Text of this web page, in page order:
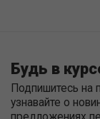
Будь в
Подпишитесь на
узнавайте о